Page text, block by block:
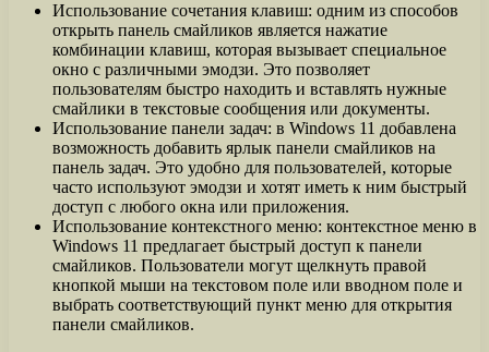
Использование сочетания клавиш: одним из способов
открыть панель смайликов является нажатие
комбинации клавиш, которая вызывает специальное
окно с различными эмодзи. Это позволяет
пользователям быстро находить и вставлять нужные
смайлики в текстовые сообщения или документы.
Использование панели задач: в Windows 11 добавлена
возможность добавить ярлык панели смайликов на
панель задач. Это удобно для пользователей, которые
часто используют эмодзи и хотят иметь к ним быстрый
доступ с любого окна или приложения.
Использование контекстного меню: контекстное меню в
Windows 11 предлагает быстрый доступ к панели
смайликов. Пользователи могут щелкнуть правой
кнопкой мыши на текстовом поле или вводном поле и
выбрать соответствующий пункт меню для открытия
панели смайликов.